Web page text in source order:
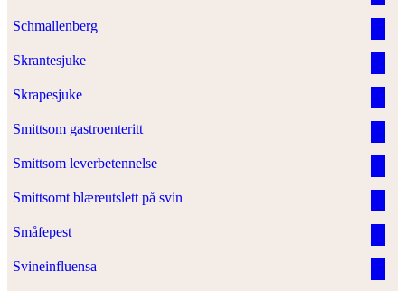
Schmallenberg
Skrantesjuke
Skrapesjuke
Smittsom gastroenteritt
Smittsom leverbetennelse
Smittsomt blæreutslett på svin
Småfepest
Svineinfluensa